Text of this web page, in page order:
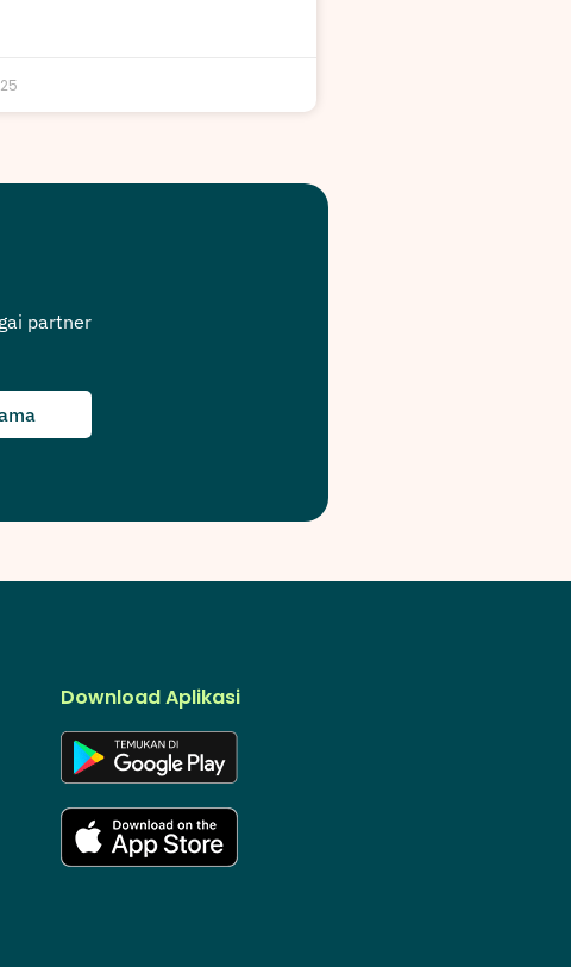
partner
Download Aplikasi